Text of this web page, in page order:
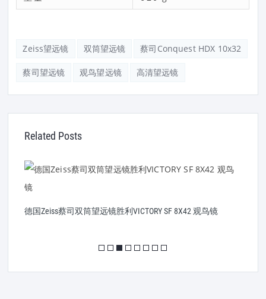
Zeiss望远镜 双筒望远镜 蔡司Conquest HDX 10x32
蔡司望远镜 观鸟望远镜 高清望远镜
Related Posts
德国Zeiss蔡司双筒望远镜胜利VICTORY SF 8X42 观鸟镜